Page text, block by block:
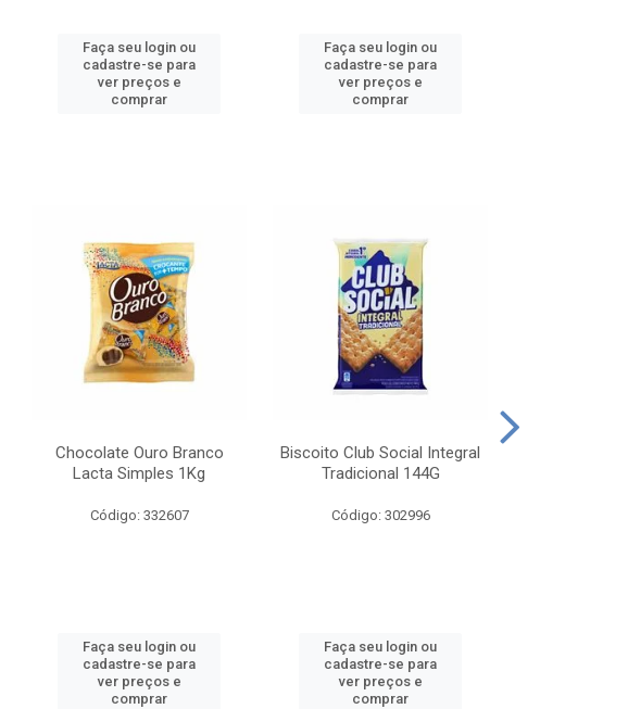
Faça seu login ou
cadastre-se para
ver preços e
comprar
Faça seu login ou
cadastre-se para
ver preços e
comprar
Chocolate Ouro Branco
Lacta Simples 1Kg
Código: 332607
Faça seu login ou
cadastre-se para
ver preços e
comprar
Biscoito Club Social Integral
Tradicional 144G
Código: 302996
Faça seu login ou
cadastre-se para
ver preços e
comprar